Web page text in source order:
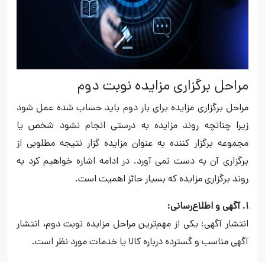
مراحل برگزاری مزایده نوبت دوم
مراحل برگزاری مزایده برای بار دوم باید حساب شده عمل شود
زیرا چنانچه روند مزایده به درستی انجام نشود شخص یا
مجموعه برگزار کننده به عنوان مزایده گزار نتیجه مطلوبی از
برگزاری آن به دست نمی آورد. در ادامه اشاره خواهیم کرد به
روند برگزاری مزایده که بسیار حائز اهمیت است.
۱. آگهی و اطلاع‌رسانی:
انتشار آگهی: یکی از مهم‌ترین مراحل مزایده نوبت دوم، انتشار
آگهی مناسب و گسترده درباره کالا یا خدمات مورد نظر است.